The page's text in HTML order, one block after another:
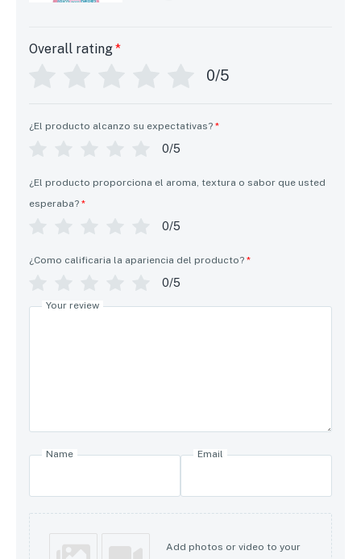
Overall rating*
0/5
¿El producto alcanzo su expectativas? *
0/5
¿El producto proporciona el aroma, textura o sabor que usted
esperaba? *
0/5
¿Como calificaria la apariencia del producto? *
0/5
Your review
Name Email
Add photos or video to your